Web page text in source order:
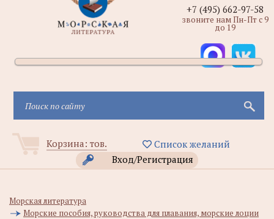
Корзина: тов.
Список желаний
Вход/Регистрация
+7 (495) 662-97-58
звоните нам Пн-Пт с 9
до 19
Морская литература
Морские пособия, руководства для плавания, морские лоции